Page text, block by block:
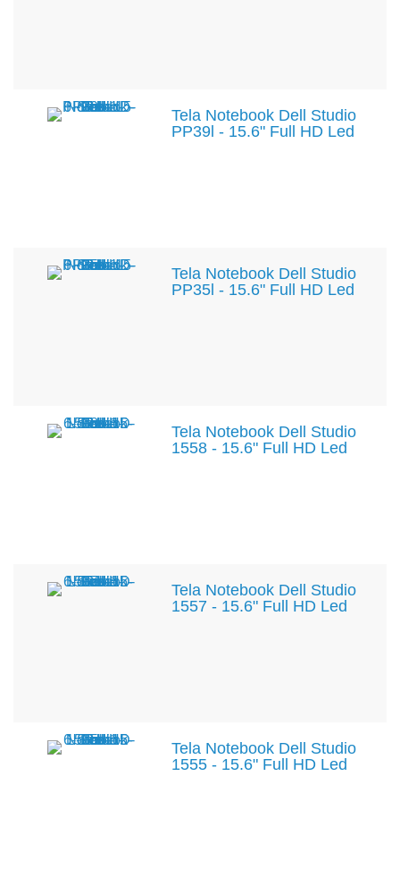
Tela Notebook Dell Studio
PP39l - 15.6" Full HD Led
Tela Notebook Dell Studio
PP35l - 15.6" Full HD Led
Tela Notebook Dell Studio
1558 - 15.6" Full HD Led
Tela Notebook Dell Studio
1557 - 15.6" Full HD Led
Tela Notebook Dell Studio
1555 - 15.6" Full HD Led